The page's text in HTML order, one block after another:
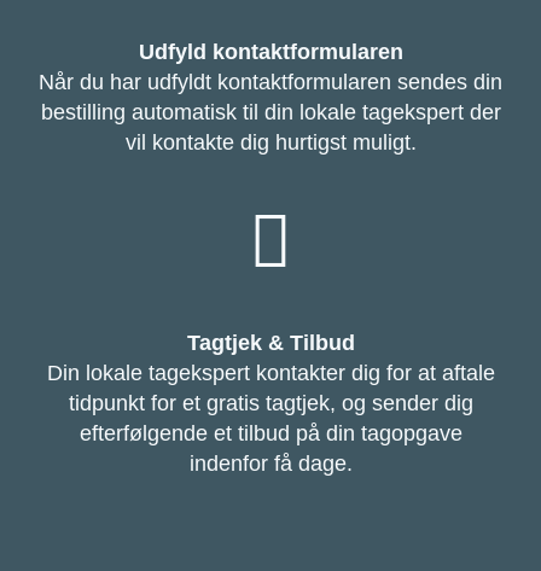
Udfyld kontaktformularen
Når du har udfyldt kontaktformularen sendes din
bestilling automatisk til din lokale tagekspert der
vil kontakte dig hurtigst muligt.
Tagtjek & Tilbud
Din lokale tagekspert kontakter dig for at aftale
tidpunkt for et gratis tagtjek, og sender dig
efterfølgende et tilbud på din tagopgave
indenfor få dage.